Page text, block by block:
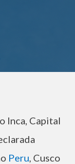
Inca, Capital
Peru, Cusco